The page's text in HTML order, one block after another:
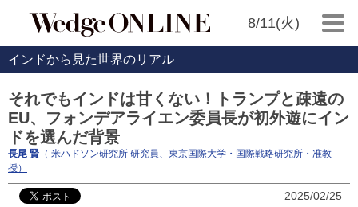
8/11(火)
インドから見た世界のリアル
それでもインドは甘くない！トランプと疎遠の
EU、フォンデアライエン委員長が初外遊にイン
ドを選んだ背景
長尾 賢 （ 米ハドソン研究所 研究員、東京国際大学・国際戦略研究所・准教
授）
2025/02/25